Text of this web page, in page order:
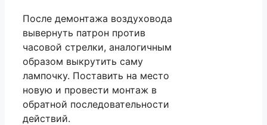
После демонтажа воздуховода
вывернуть патрон против
часовой стрелки, аналогичным
образом выкрутить саму
лампочку. Поставить на место
новую и провести монтаж в
обратной последовательности
действий.